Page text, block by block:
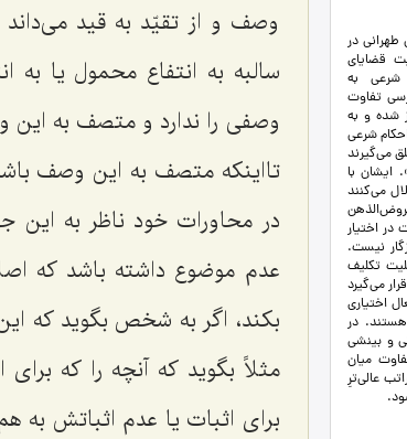
در
قضایای
شرعی به
تفاوت
شده و به
شرعی
می‌گیرند
ایشان با
می‌کنند
در اختیار
نیست.
تکلیف
می‌گیرد
اختیاری
در
و بینشی
میان
عالی‌ترِ
وصف و از تقیّد به قید
سالبه به انتفاع محمول یا
وصفى را ندارد و متصف به این
تااینكه متصف به این وصف
در محاورات خود ناظر به
عدم موضوع داشته باشد كه
بكند، اگر به شخص بگوید که
مثلاً بگوید كه آنچه را كه
برای اثبات یا عدم اثباتش به